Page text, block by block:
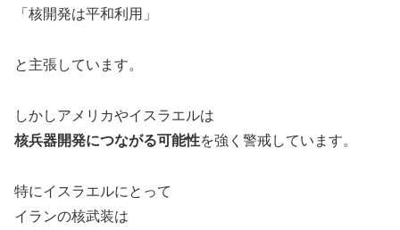
「核開発は平和利用」
と主張しています。
しかしアメリカやイスラエルは
核兵器開発につながる可能性を強く警戒しています。
特にイスラエルにとって
イランの核武装は